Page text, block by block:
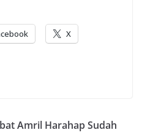
X
Amril Harahap Sudah